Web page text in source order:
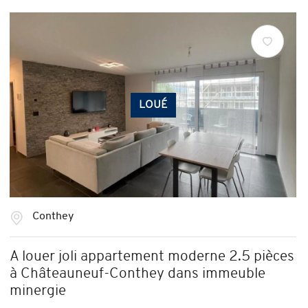
LOUÉ
Conthey
A louer joli appartement moderne 2.5 pièces
à Châteauneuf-Conthey dans immeuble
minergie